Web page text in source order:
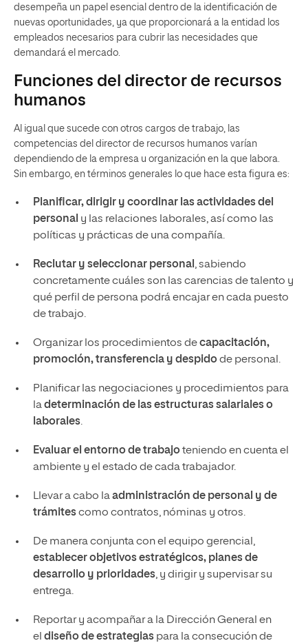
desempeña un papel esencial dentro de la identificación de
nuevas oportunidades, ya que proporcionará a la entidad los
empleados necesarios para cubrir las necesidades que
demandará el mercado.
Funciones del director de recursos
humanos
Al igual que sucede con otros cargos de trabajo, las
competencias del director de recursos humanos varían
dependiendo de la empresa u organización en la que labora.
Sin embargo, en términos generales lo que hace esta figura es:
Planificar, dirigir y coordinar las actividades del
personal y las relaciones laborales, así como las
políticas y prácticas de una compañía.
Reclutar y seleccionar personal , sabiendo
concretamente cuáles son las carencias de talento y
qué perfil de persona podrá encajar en cada puesto
de trabajo.
Organizar los procedimientos decapacitación,
promoción, transferencia y despidode personal.
Planificar las negociaciones y procedimientos para
ladeterminación de las estructuras salariales o
laborales.
Evaluar el entorno de trabajoteniendo en cuenta el
ambiente y el estado de cada trabajador.
Llevar a cabo laadministración de personal y de
trámitescomo contratos, nóminas y otros.
De manera conjunta con el equipo gerencial,
establecer objetivos estratégicos, planes de
desarrollo y prioridades, y dirigir y supervisar su
entrega.
Reportar y acompañar a la Dirección General en
el diseño de estrategiaspara la consecución de